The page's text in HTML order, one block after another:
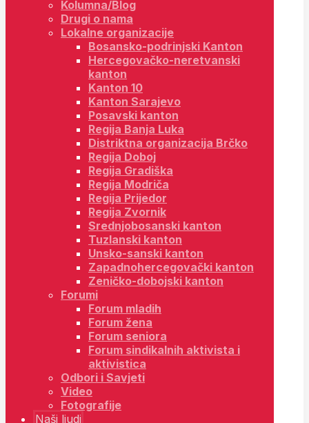
Kolumna/Blog
Drugi o nama
Lokalne organizacije
Bosansko-podrinjski Kanton
Hercegovačko-neretvanski
kanton
Kanton 10
Kanton Sarajevo
Posavski kanton
Regija Banja Luka
Distriktna organizacija Brčko
Regija Doboj
Regija Gradiška
Regija Modriča
Regija Prijedor
Regija Zvornik
Srednjobosanski kanton
Tuzlanski kanton
Unsko-sanski kanton
Zapadnohercegovački kanton
Zeničko-dobojski kanton
Forumi
Forum mladih
Forum žena
Forum seniora
Forum sindikalnih aktivista i
aktivistica
Odbori i Savjeti
Video
Fotografije
Naši ljudi